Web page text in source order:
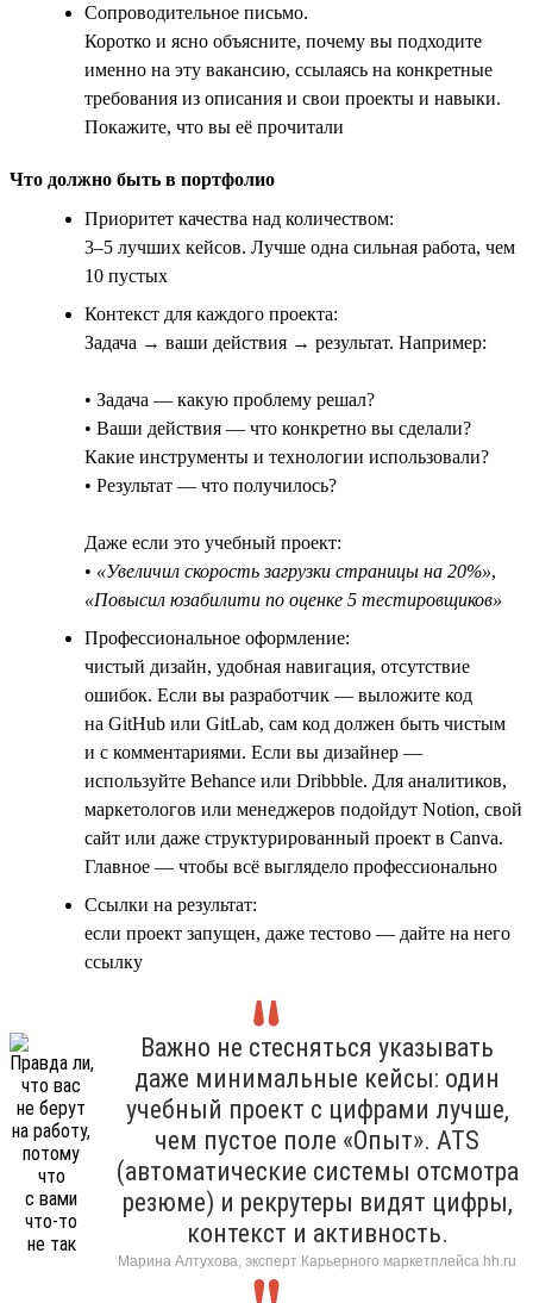
Сопроводительное письмо.
Коротко и ясно объясните, почему вы подходите
именно на эту вакансию, ссылаясь на конкретные
требования из описания и свои проекты и навыки.
Покажите, что вы её прочитали
Что должно быть в портфолио
Приоритет качества над количеством:
3–5 лучших кейсов. Лучше одна сильная работа, чем
10 пустых
Контекст для каждого проекта:
Задача → ваши действия → результат. Например:
• Задача — какую проблему решал?
• Ваши действия — что конкретно вы сделали?
Какие инструменты и технологии использовали?
• Результат — что получилось?
Даже если это учебный проект:
• «Увеличил скорость загрузки страницы на 20%»,
«Повысил юзабилити по оценке 5 тестировщиков»
Профессиональное оформление:
чистый дизайн, удобная навигация, отсутствие
ошибок. Если вы разработчик — выложите код
на GitHub или GitLab, сам код должен быть чистым
и с комментариями. Если вы дизайнер —
используйте Behance или Dribbble. Для аналитиков,
маркетологов или менеджеров подойдут Notion, свой
сайт или даже структурированный проект в Canva.
Главное — чтобы всё выглядело профессионально
Ссылки на результат:
если проект запущен, даже тестово — дайте на него
ссылку
Важно не стесняться указывать
даже минимальные кейсы: один
учебный проект с цифрами лучше,
чем пустое поле «Опыт». ATS
(автоматические системы отсмотра
резюме) и рекрутеры видят цифры,
контекст и активность.
Марина Алтухова, эксперт Карьерного маркетплейса hh.ru